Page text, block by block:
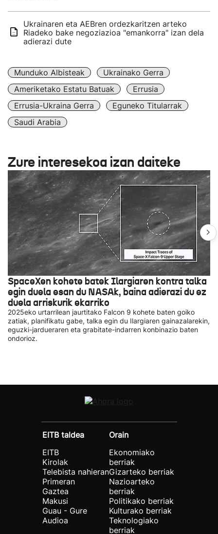
Ukrainaren eta AEBren ordezkaritzen arteko
Riadeko bake negoziazioa "emankorra" izan dela
adierazi dute
Munduko Albisteak
Ukrainako Gerra
Ameriketako Estatu Batuak
Errusia
Errusia-Ukraina Gerra
Eguneko Titularrak
Saudi Arabia
Zure interesekoa izan daiteke
SpaceXen kohete batek Ilargiaren kontra talka
egin duela esan du NASAk, baina adierazi du ez
duela arriskurik ekarriko
2025eko urtarrilean jaurtitako Falcon 9 kohete baten goiko
zatiak, planifikatu gabe, talka egin du Ilargiaren gainazalarekin,
eguzki-jardueraren eta grabitate-indarren konbinazio baten
ondorioz.
EITB taldea
EITB
Kirolak
Telebista nahieran
Primeran
Gaztea
Makusi
Guau - Gure
Audioa
Orain
Ekonomiako
berriak
Gizarteko berriak
Nazioarteko
berriak
Politikako berriak
Kulturako berriak
Teknologiako
berriak